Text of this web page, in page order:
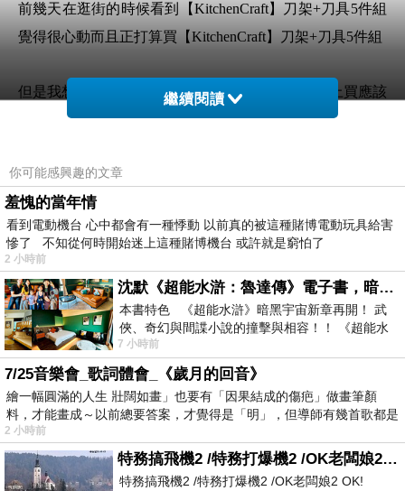
前幾天在逛街的時候看到【KitchenCraft】刀架+刀具5件組
覺得很心動而且正打算買【KitchenCraft】刀架+刀具5件組
但是我想【KitchenCraft】刀架+刀具5件組 在網路上買應該
會比較便宜，【KitchenCraft】刀架+刀具5件組而且24小時
色
想要購買【KitchenCraft】刀架+刀具5件組已經
想很多天了!也求助谷哥大神 發現
【KitchenCraft】刀架+刀具5件組的評價真的不
錯想想哪裡買最便宜.心得文.試用文.分享文行李
箱/旅遊用品分享推薦.好用.推薦.評價.熱銷.開箱
文.優缺點比較
最後選擇在這購買【KitchenCraft】刀架+刀具5
件組 的原因,是因為比較有保障,也不會遇到詐騙
集團,所以才選擇在這購入
繼續閱讀
你可能感興趣的文章
羞愧的當年情
看到電動機台 心中都會有一種悸動 以前真的被這種賭博電動玩具給害
慘了 不知從何時開始迷上這種賭博機台 或許就是窮怕了
2 小時前
沈默《超能水滸：魯達傳》電子書，暗黑宇宙新章，一一五年八月璀璨上架！
本書特色 《超能水滸》暗黑宇宙新章再開！ 武
俠、奇幻與間諜小說的撞擊與相容！！ 《超能水
滸》系列第四部變幻登場
7 小時前
7/25音樂會_歌詞體會_《歲月的回音》
繪一幅圓滿的人生 壯闊如畫」也要有「因果結成的傷疤」做畫筆顏
料，才能畫成～以前總要答案，才覺得是「明」，但導師有幾首歌都是
在教
2 小時前
特務搞飛機2 /特務打爆機2 /OK老闆娘2 OK! Madam: Bon Voyage
特務搞飛機2 /特務打爆機2 /OK老闆娘2 OK!